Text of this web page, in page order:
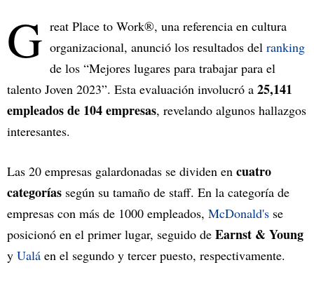
G reat Place to Work®, una referencia en cultura
organizacional, anunció los resultados del ranking
de los “Mejores lugares para trabajar para el
talento Joven 2023”. Esta evaluación involucró a 25,141
empleados de 104 empresas, revelando algunos hallazgos
interesantes.
Las 20 empresas galardonadas se dividen en cuatro
categorías según su tamaño de staff. En la categoría de
empresas con más de 1000 empleados, McDonald's se
posicionó en el primer lugar, seguido de Earnst & Young
y Ualá en el segundo y tercer puesto, respectivamente.